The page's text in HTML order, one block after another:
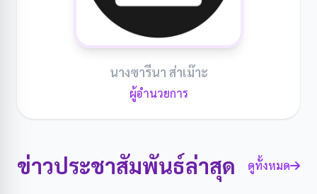
นางซารีนา ส่าเม๊าะ
ผู้อำนวยการ
ข่าวประชาสัมพันธ์ล่าสุด ดูทั้งหมด